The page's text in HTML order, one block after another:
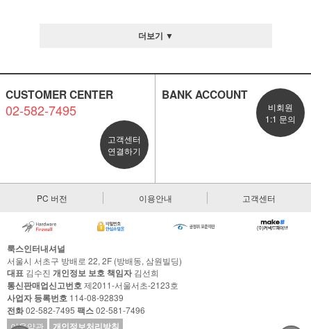
더보기 ▼
CUSTOMER CENTER
02-582-7495
고객센터
연결하기
BANK ACCOUNT
비회원
1:1 문의
PC 버전 이용안내 고객센터
룩스인터내셔널
서울시 서초구 방배로 22, 2F (방배동, 삼원빌딩)
대표 김수진 개인정보 보호 책임자김선희
통신판매업신고번호제2011-서울서초-2123호
사업자 등록번호 114-08-92839
전화02-582-7495 팩스02-581-7496
이용약관
개인정보처리방침